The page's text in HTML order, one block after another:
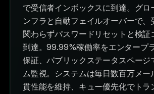
で受信者インボックスに到達。グロ
ンフラと自動フェイルオーバーで、
関わらずパスワードリセットと検証
到達。99.99%稼働率をエンタープ
保証、パブリックステータスページ
ム監視。システムは毎日数百万メー
貫性能を維持、キュー優先化でトラ